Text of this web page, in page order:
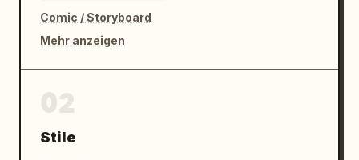
Comic / Storyboard
Mehr anzeigen
Stile